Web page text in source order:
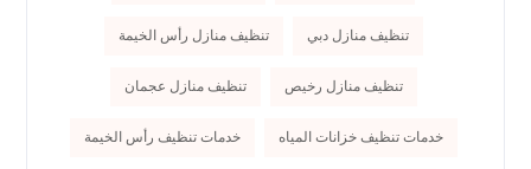
تنظيف منازل دبي تنظيف منازل رأس الخيمة
تنظيف منازل رخيص تنظيف منازل عجمان
خدمات تنظيف خزانات المياه خدمات تنظيف رأس الخيمة